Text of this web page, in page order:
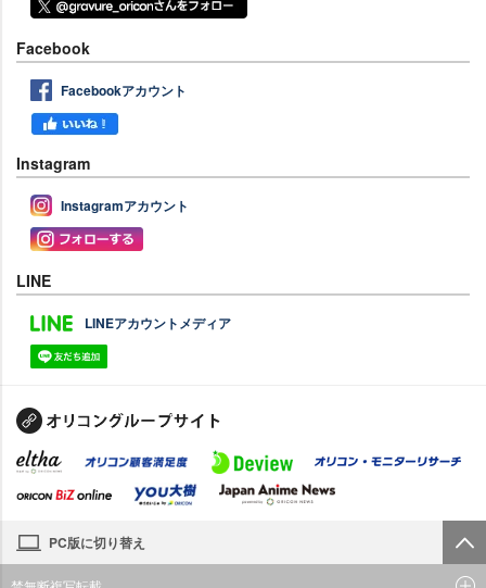
Facebook
Facebookアカウント
Instagram
Instagramアカウント
LINE
LINEアカウントメディア
PC版に切り替え